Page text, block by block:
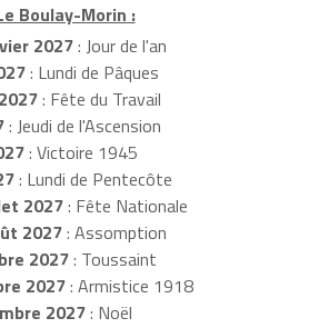
Boulay-Morin :
2027: Jour de l'an
: Lundi de Pâques
: Fête du Travail
: Jeudi de l'Ascension
: Victoire 1945
: Lundi de Pentecôte
2027: Fête Nationale
2027: Assomption
2027: Toussaint
2027: Armistice 1918
2027: Noël